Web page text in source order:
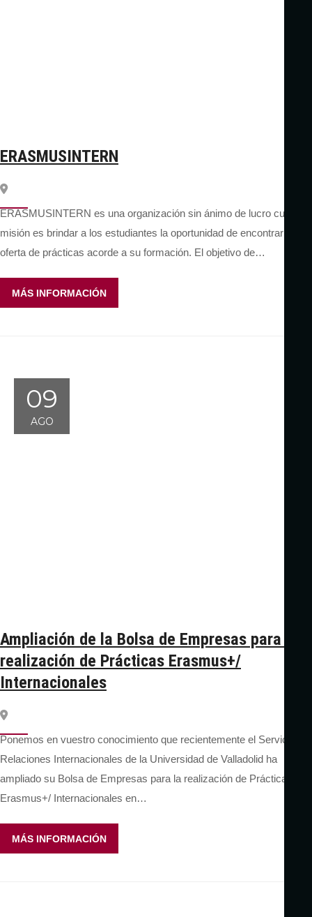
ERASMUSINTERN
ERASMUSINTERN es una organización sin ánimo de lucro cuya
misión es brindar a los estudiantes la oportunidad de encontrar una
oferta de prácticas acorde a su formación. El objetivo de…
MÁS INFORMACIÓN
09
AGO
Ampliación de la Bolsa de Empresas para la
realización de Prácticas Erasmus+/
Internacionales
Ponemos en vuestro conocimiento que recientemente el Servicio de
Relaciones Internacionales de la Universidad de Valladolid ha
ampliado su Bolsa de Empresas para la realización de Prácticas
Erasmus+/ Internacionales en…
MÁS INFORMACIÓN